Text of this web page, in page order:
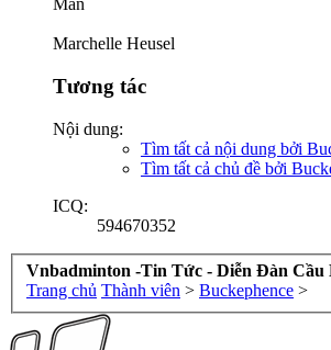
Man
Marchelle Heusel
Tương tác
Nội dung:
Tìm tất cả nội dung bởi
Tìm tất cả chủ đề bởi
ICQ:
594670352
Vnbadminton -Tin Tức - Diễn Đàn Cầu
Trang chủ Thành viên > Buckephence >